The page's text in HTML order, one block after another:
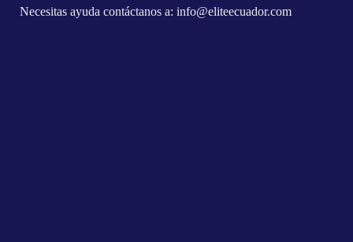
Necesitas ayuda contáctanos a: info@eliteecuador.com